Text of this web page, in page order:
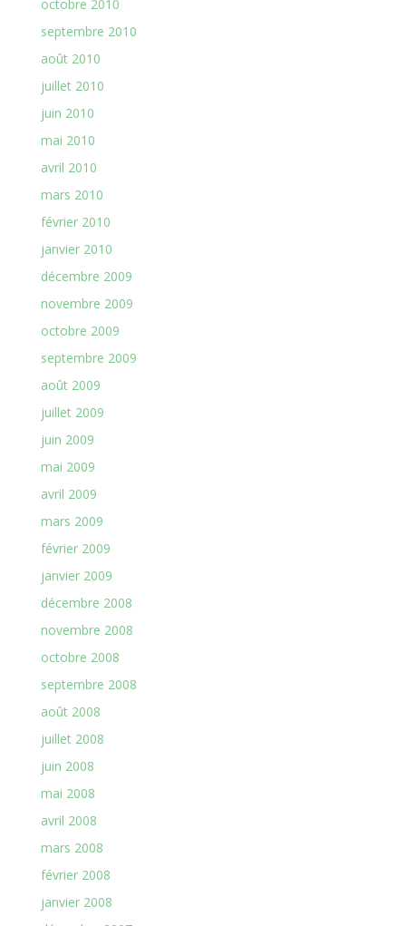
octobre 2010
septembre 2010
août 2010
juillet 2010
juin 2010
mai 2010
avril 2010
mars 2010
février 2010
janvier 2010
décembre 2009
novembre 2009
octobre 2009
septembre 2009
août 2009
juillet 2009
juin 2009
mai 2009
avril 2009
mars 2009
février 2009
janvier 2009
décembre 2008
novembre 2008
octobre 2008
septembre 2008
août 2008
juillet 2008
juin 2008
mai 2008
avril 2008
mars 2008
février 2008
janvier 2008